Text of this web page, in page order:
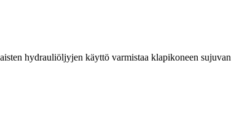
hydrauliöljyjen käyttö varmistaa klapikoneen sujuvan